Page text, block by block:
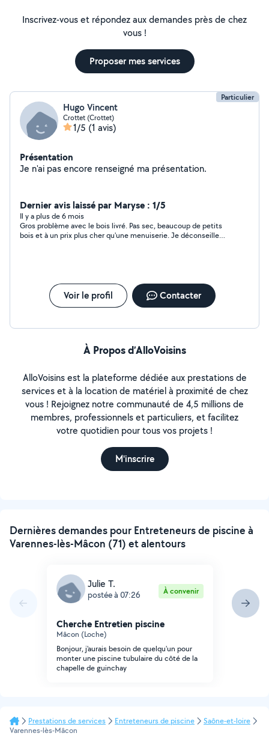
Inscrivez-vous et répondez aux demandes près de chez
vous !
Proposer mes services
Particulier
Hugo Vincent
Crottet (Crottet)
1/5 (1 avis)
Présentation
Je n'ai pas encore renseigné ma présentation.
Dernier avis laissé par Maryse : 1/5
Il y a plus de 6 mois
Gros problème avec le bois livré. Pas sec, beaucoup de petits
bois et à un prix plus cher qu'une menuiserie. Je déconseille
Voir le profil Contacter
À Propos d’AlloVoisins
AlloVoisins est la plateforme dédiée aux prestations de
services et à la location de matériel à proximité de chez
vous ! Rejoignez notre communauté de 4,5 millions de
membres, professionnels et particuliers, et facilitez
votre quotidien pour tous vos projets !
M'inscrire
Dernières demandes pour Entreteneurs de piscine à
Varennes-lès-Mâcon (71) et alentours
Julie T.
postée à 07:26 À convenir
Cherche Entretien piscine
Mâcon (Loche)
Bonjour, j'aurais besoin de quelqu'un pour
monter une piscine tubulaire du côté de la
chapelle de guinchay
Prestations de services Entreteneurs de piscine
Saône-et-loire
Varennes-lès-Mâcon